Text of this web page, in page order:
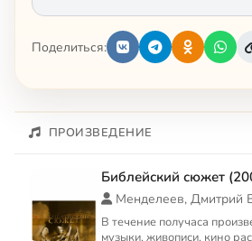
Поделиться:
ПРОИЗВЕДЕНИЕ
Библейский сюжет
Менделеев, Дмитрий
В течение получаса
музыки, живописи, кино